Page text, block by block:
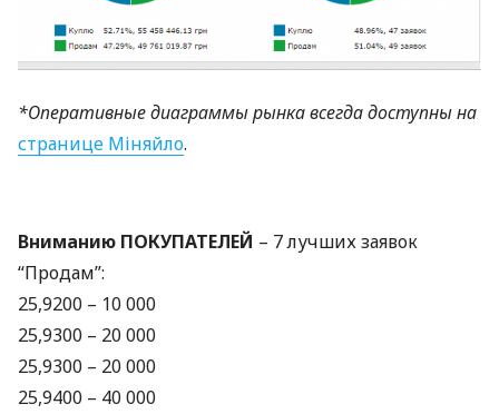
*Оперативные диаграммы рынка всегда доступны на
странице Міняйло.
Вниманию ПОКУПАТЕЛЕЙ – 7 лучших заявок
“Продам”:
25,9200 – 10 000
25,9300 – 20 000
25,9300 – 20 000
25,9400 – 40 000